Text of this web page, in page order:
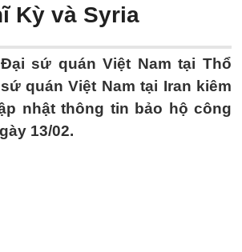
Kỳ và Syria
Đại sứ quán Việt Nam tại Thổ
quán Việt Nam tại Iran kiêm
nhật thông tin bảo hộ công
13/02.